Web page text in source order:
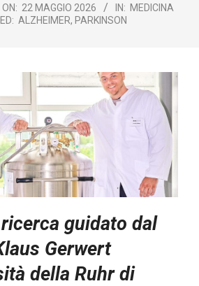
ON: 22 MAGGIO 2026 IN: MEDICINA
ALZHEIMER, PARKINSON
guidato dal
Gerwert
della Ruhr di